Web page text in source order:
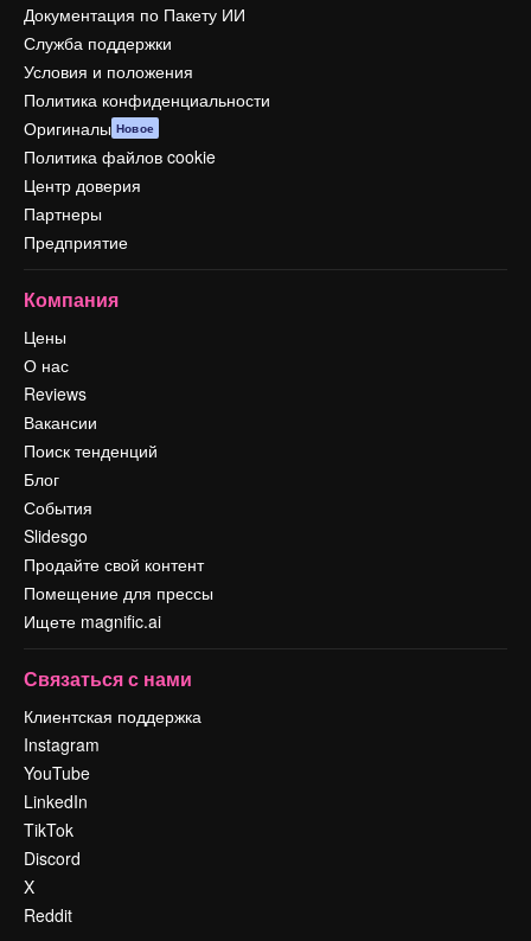
Документация по Пакету ИИ
Служба поддержки
Условия и положения
Политика конфиденциальности
Оригиналы Новое
Политика файлов cookie
Центр доверия
Партнеры
Предприятие
Компания
Цены
О нас
Reviews
Вакансии
Поиск тенденций
Блог
События
Slidesgo
Продайте свой контент
Помещение для прессы
Ищете magnific.ai
Связаться с нами
Клиентская поддержка
Instagram
YouTube
LinkedIn
TikTok
Discord
X
Reddit